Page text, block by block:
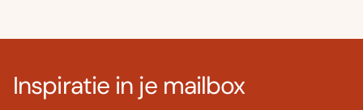
Inspiratie in je mailbox